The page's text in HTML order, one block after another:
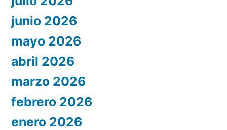
junio 2026
mayo 2026
abril 2026
marzo 2026
febrero 2026
enero 2026